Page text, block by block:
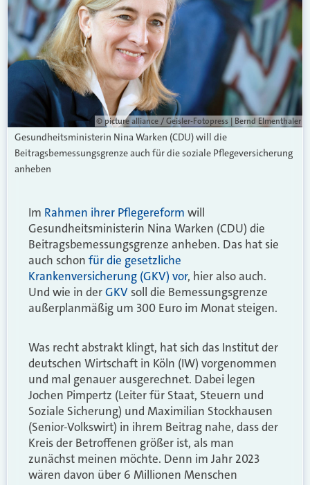
© picture alliance / Geisler-Fotopress | Bernd Elmenthaler
Gesundheitsministerin Nina Warken (CDU) will die
Beitragsbemessungsgrenze auch für die soziale Pflegeversicherung
anheben
Im Rahmen ihrer Pflegereform will
Gesundheitsministerin Nina Warken (CDU) die
Beitragsbemessungsgrenze anheben. Das hat sie
auch schon für die gesetzliche
Krankenversicherung (GKV) vor, hier also auch.
Und wie in derGKV soll die Bemessungsgrenze
außerplanmäßig um 300 Euro im Monat steigen.
Was recht abstrakt klingt, hat sich das Institut der
deutschen Wirtschaft in Köln (IW) vorgenommen
und mal genauer ausgerechnet. Dabei legen
Jochen Pimpertz (Leiter für Staat, Steuern und
Soziale Sicherung) und Maximilian Stockhausen
(Senior-Volkswirt) in ihrem Beitrag nahe, dass der
Kreis der Betroffenen größer ist, als man
zunächst meinen möchte. Denn im Jahr 2023
wären davon über 6 Millionen Menschen